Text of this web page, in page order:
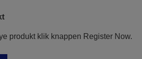
produkt klik knappen Register Now.